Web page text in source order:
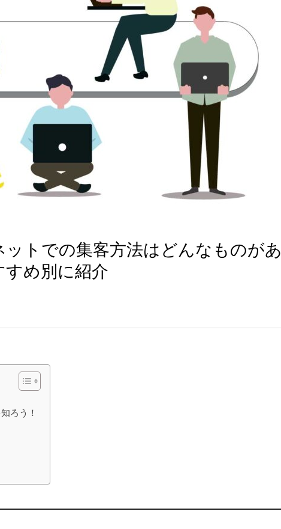
ットでの集客方法はどんなものがあ
すめ別に紹介
ろう！